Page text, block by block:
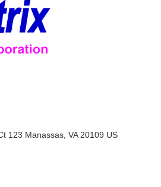
123 Manassas, VA 20109 US